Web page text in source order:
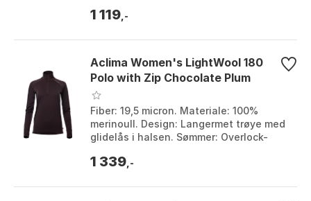
Tarm...
1 119 ,-
Aclima Women's LightWool 180
Polo with Zip Chocolate Plum
Fiber: 19,5 micron. Materiale: 100%
merinoull. Design: Langermet trøye med
glidelås i halsen. Sømmer: Overlock-
Størrelse...
1 339 ,-